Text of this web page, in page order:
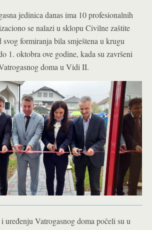
jedinica danas ima 10 profesionalnih
se nalazi u sklopu Civilne zaštite
svog formiranja bila smještena u krugu
1. oktobra ove godine, kada su završeni
doma u Vidi II.
uređenju Vatrogasnog doma počeli su u